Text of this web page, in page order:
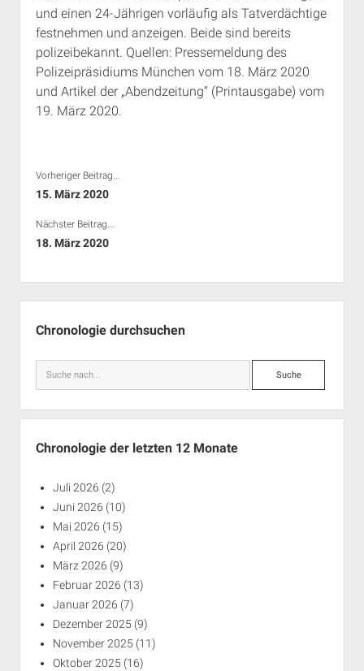
und einen 24-Jährigen vorläufig als Tatverdächtige
festnehmen und anzeigen. Beide sind bereits
polizeibekannt. Quellen: Pressemeldung des
Polizeipräsidiums München vom 18. März 2020
und Artikel der „Abendzeitung“ (Printausgabe) vom
19. März 2020.
Vorheriger Beitrag...
15. März 2020
Nächster Beitrag...
18. März 2020
Chronologie durchsuchen
Suche
Chronologie der letzten 12 Monate
Juli 2026 (2)
Juni 2026 (10)
Mai 2026 (15)
April 2026 (20)
März 2026 (9)
Februar 2026 (13)
Januar 2026 (7)
Dezember 2025 (9)
November 2025 (11)
Oktober 2025 (16)